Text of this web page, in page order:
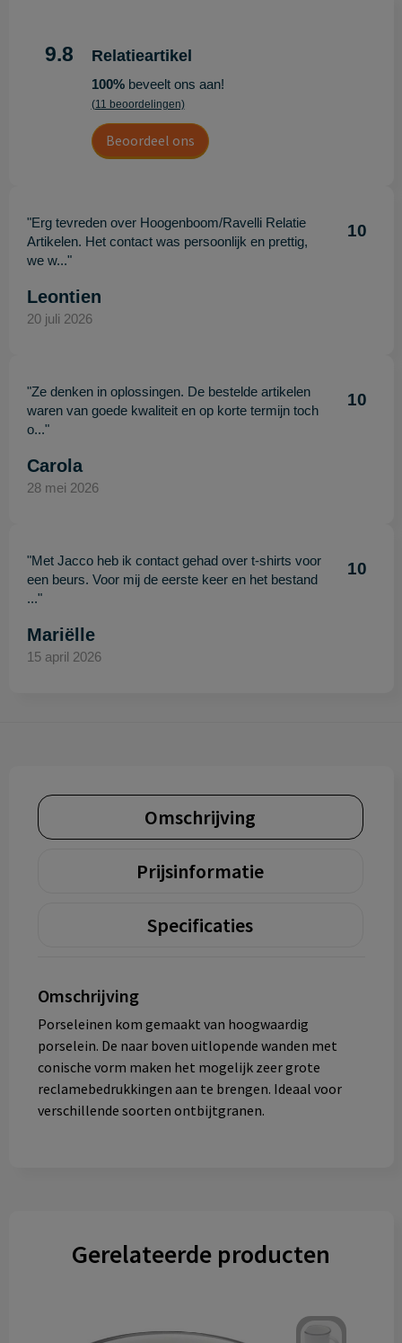
9.8 Relatieartikel
100%beveelt ons aan!
(11 beoordelingen)
Beoordeel ons
"Erg tevreden over Hoogenboom/Ravelli Relatie
Artikelen. Het contact was persoonlijk en prettig,
we w..."
10
Leontien
20 juli 2026
"Ze denken in oplossingen. De bestelde artikelen
waren van goede kwaliteit en op korte termijn toch
o..."
10
Carola
28 mei 2026
"Met Jacco heb ik contact gehad over t-shirts voor
een beurs. Voor mij de eerste keer en het bestand
..."
10
Mariëlle
15 april 2026
Omschrijving
Prijsinformatie
Specificaties
Omschrijving
Porseleinen kom gemaakt van hoogwaardig
porselein. De naar boven uitlopende wanden met
conische vorm maken het mogelijk zeer grote
reclamebedrukkingen aan te brengen. Ideaal voor
verschillende soorten ontbijtgranen.
Gerelateerde producten